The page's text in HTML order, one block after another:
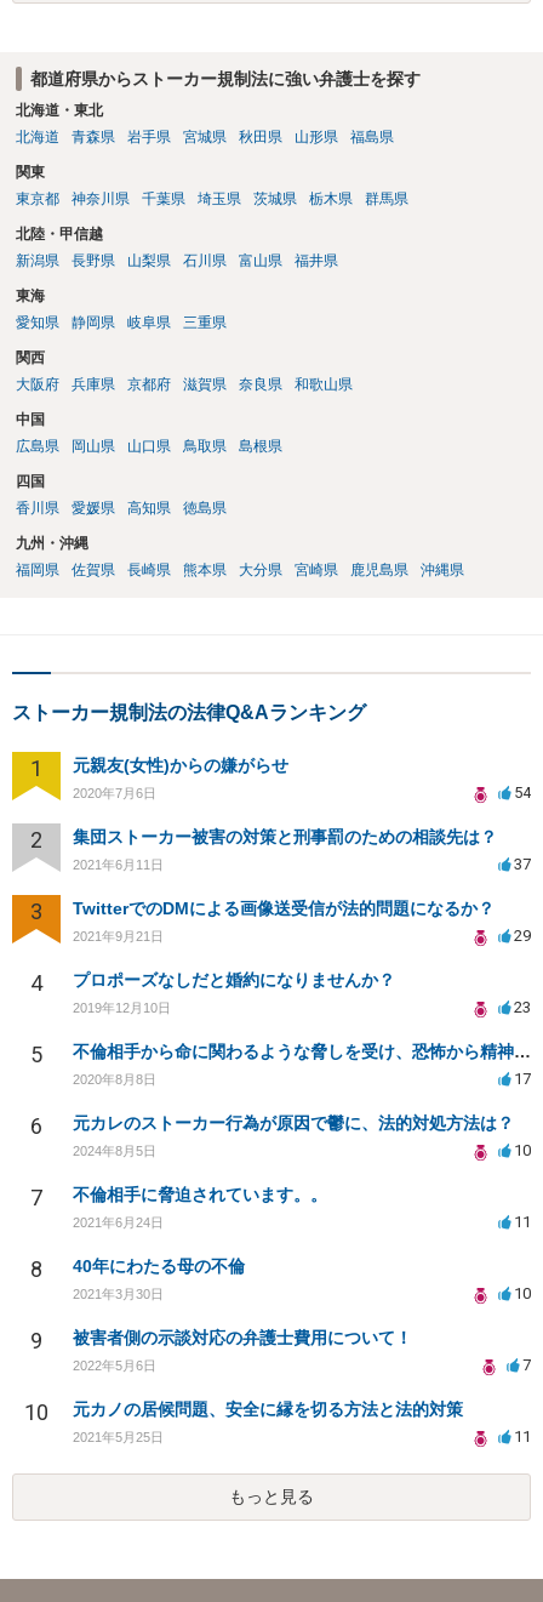
都道府県からストーカー規制法に強い弁護士を探す
北海道・東北
北海道
青森県 岩手県 宮城県 秋田県 山形県 福島県
関東
東京都
神奈川県 千葉県 埼玉県 茨城県 栃木県 群馬県
北陸・甲信越
新潟県
長野県 山梨県 石川県 富山県 福井県
東海
愛知県
静岡県 岐阜県 三重県
関西
大阪府
兵庫県 京都府 滋賀県 奈良県 和歌山県
中国
広島県
岡山県 山口県 鳥取県 島根県
四国
香川県
愛媛県 高知県 徳島県
九州・沖縄
福岡県
佐賀県 長崎県 熊本県 大分県 宮崎県 鹿児島県 沖縄県
ストーカー規制法の法律Q&Aランキング
1 元親友(女性)からの嫌がらせ
2020年7月6日 54
2 集団ストーカー被害の対策と刑事罰のための相談先は？
2021年6月11日 37
3 TwitterでのDMによる画像送受信が法的問題になるか？
2021年9月21日 29
4 プロポーズなしだと婚約になりませんか？
2019年12月10日 23
5 不倫相手から命に関わるような脅しを受け、恐怖から精神的にまいっています。
2020年8月8日 17
6 元カレのストーカー行為が原因で鬱に、法的対処方法は？
2024年8月5日 10
7 不倫相手に脅迫されています。。
2021年6月24日 11
8 40年にわたる母の不倫
2021年3月30日 10
9 被害者側の示談対応の弁護士費用について！
2022年5月6日 7
10 元カノの居候問題、安全に縁を切る方法と法的対策
2021年5月25日 11
もっと見る